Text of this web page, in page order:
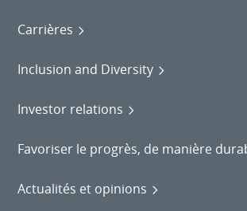
Carrières
Inclusion and Diversity
Investor relations
Favoriser le progrès, de manière
Actualités et opinions